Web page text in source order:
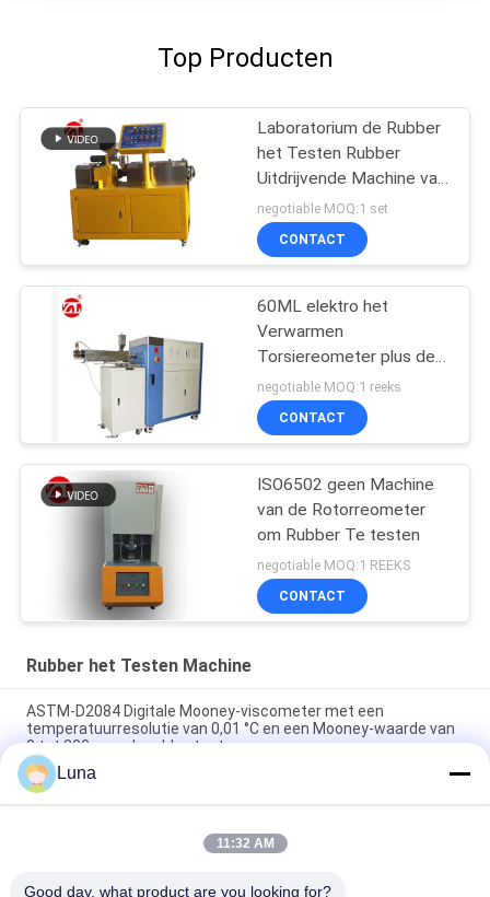
Top Producten
Laboratorium de Rubber
het Testen Rubber
Uitdrijvende Machine van
de Machine
Tweelingschroef voor
pvc-de PA van PC
negotiable MOQ:1 set
CONTACT
60ML elektro het
Verwarmen
Torsiereometer plus de
Waaier 0-300Nm van de
Mixertorsie
negotiable MOQ:1 reeks
CONTACT
ISO6502 geen Machine
van de Rotorreometer
om Rubber Te testen
negotiable MOQ:1 REEKS
CONTACT
Rubber het Testen Machine
ASTM-D2084 Digitale Mooney-viscometer met een
temperatuurresolutie van 0,01 °C en een Mooney-waarde van
0 tot 200 voor de rubbertest
Het laboratorium gebruikte Enige de Reometer van de
Spaandercontrole Rubber het Testen Machine zonder Rotor
ISO 180 digitale Charpy-impacttester met een botssnelheid
Luna
11:32 AM
Good day, what product are you looking for?